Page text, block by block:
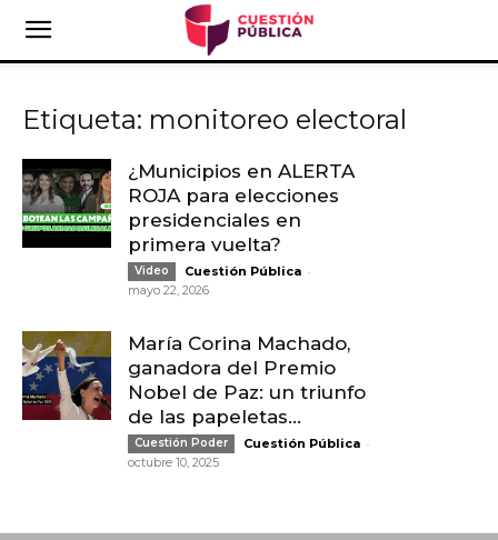
Etiqueta: monitoreo electoral
¿Municipios en ALERTA
ROJA para elecciones
presidenciales en
primera vuelta?
Video Cuestión Pública -
mayo 22, 2026
María Corina Machado,
ganadora del Premio
Nobel de Paz: un triunfo
de las papeletas...
Cuestión Poder Cuestión Pública -
octubre 10, 2025